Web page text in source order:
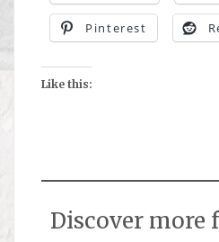
Pinterest
Like this:
Discover